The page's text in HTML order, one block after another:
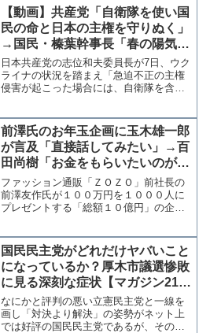
通知した件についてコメントしていま
す。共産党は文科省判断...
【動画】共産党「自衛隊を使い国
民の命と日本の主権を守りぬく」
→国民・榛葉幹事長「春の陽気の
せいか、まあ一貫してないです
ね」
日本共産党の志位和夫委員長が7日、ウク
ライナの状況を踏まえ「急迫不正の主権
侵害が起こった場合には、自衛隊を含め
と発言したことに、国民民主党の榛葉賀
津也幹事長は8日の会見...
前澤氏のお年玉企画に玉木雄一郎
が言及「直接話してみたい」→百
田尚樹「お金をもらいたいのが見
え見え。ヨダレ拭いてからツイー
トしろよ。」
ファッション通販「ＺＯＺＯ」前社長の
前澤友作氏が１００万円を１０００人に
プレゼントする「総額１０億円」の企画
退する」としているが、企画に言及した
動機が前澤氏に接近するこ...
国民民主党がどれだけヤバいこと
になっているか？厚木市議選惨敗
に見る深刻な症状【マガジン218
号】
なにかと評判の悪い立憲民主党と一線を
画し「対決より解決」の姿勢がネット上
では好評の国民民主党であるが、その一